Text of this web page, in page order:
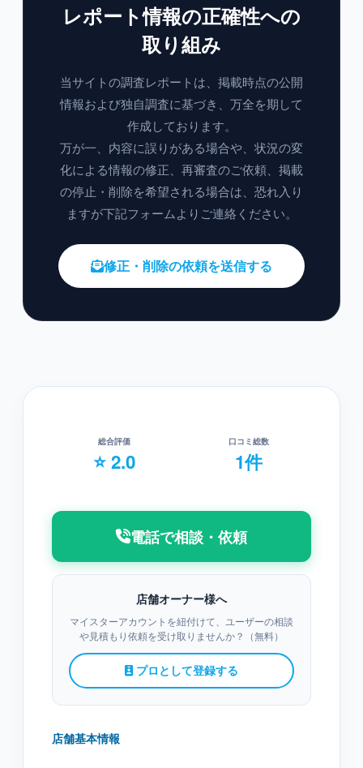
レポート情報の正確性への
取り組み
当サイトの調査レポートは、掲載時点の公開
情報および独自調査に基づき、万全を期して
作成しております。
万が一、内容に誤りがある場合や、状況の変
化による情報の修正、再審査のご依頼、掲載
の停止・削除を希望される場合は、恐れ入り
ますが下記フォームよりご連絡ください。
修正・削除の依頼を送信する
総合評価
⭐ 2.0
口コミ総数
1件
電話で相談・依頼
店舗オーナー様へ
マイスターアカウントを紐付けて、ユーザーの相談
や見積もり依頼を受け取りませんか？（無料）
プロとして登録する
店舗基本情報